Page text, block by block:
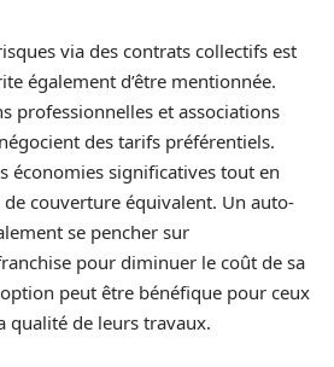
via des contrats collectifs est
également d’être mentionnée.
professionnelles et associations
des tarifs préférentiels.
économies significatives tout en
couverture équivalent. Un auto-
se pencher sur
pour diminuer le coût de sa
peut être bénéfique pour ceux
qualité de leurs travaux.